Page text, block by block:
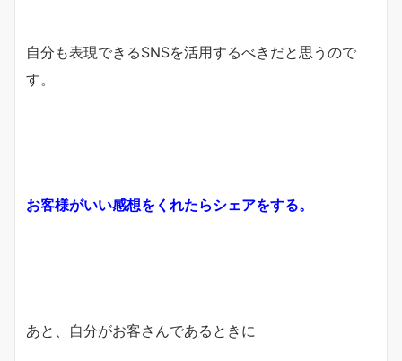
自分も表現できるSNSを活用するべきだと思うので
す。
お客様がいい感想をくれたらシェアをする。
あと、自分がお客さんであるときに